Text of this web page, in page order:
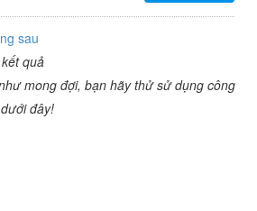
sau
quả
mong đợi, bạn hãy thử sử dụng công
đây!